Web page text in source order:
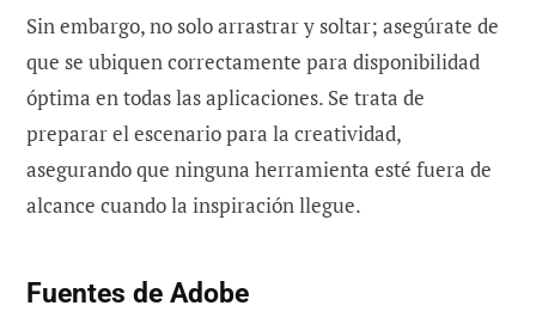
Sin embargo, no solo arrastrar y soltar; asegúrate de
que se ubiquen correctamente para disponibilidad
óptima en todas las aplicaciones. Se trata de
preparar el escenario para la creatividad,
asegurando que ninguna herramienta esté fuera de
alcance cuando la inspiración llegue.
Fuentes de Adobe